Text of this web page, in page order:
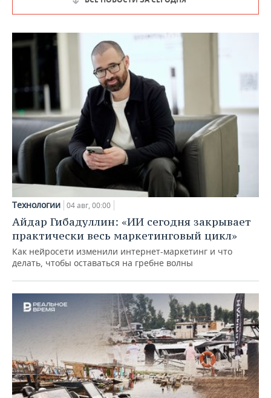
Технологии 04 авг, 00:00
Айдар Гибадуллин: «ИИ сегодня закрывает
практически весь маркетинговый цикл»
Как нейросети изменили интернет-маркетинг и что
делать, чтобы оставаться на гребне волны